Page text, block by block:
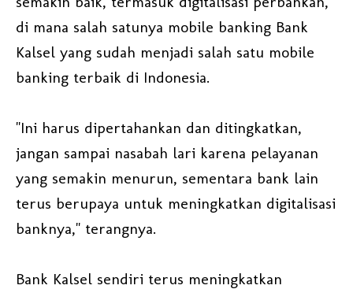
di mana salah satunya mobile banking Bank
Kalsel yang sudah menjadi salah satu mobile
banking terbaik di Indonesia.
"Ini harus dipertahankan dan ditingkatkan,
jangan sampai nasabah lari karena pelayanan
yang semakin menurun, sementara bank lain
terus berupaya untuk meningkatkan digitalisasi
banknya," terangnya.
Bank Kalsel sendiri terus meningkatkan